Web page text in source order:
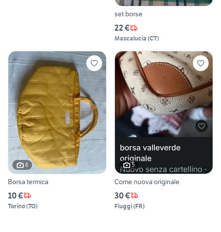
set borse
22 €
Mascalucia (CT)
6
Borsa termica
10 €
Torino(TO)
5
Come nuova originale
30 €
Fiuggi(FR)